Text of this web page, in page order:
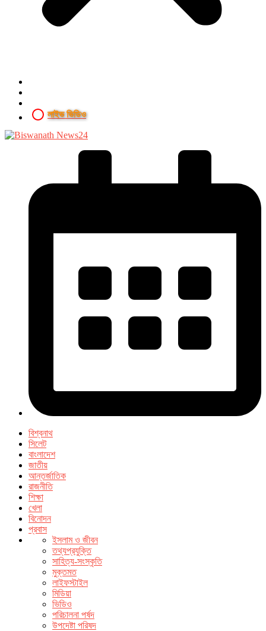
লাইভ ভিডিও
বিশ্বনাথ
সিলেট
বাংলাদেশ
জাতীয়
আন্তর্জাতিক
রাজনীতি
শিক্ষা
খেলা
বিনোদন
প্রবাস
ইসলাম ও জীবন
তথ্যপ্রযুক্তি
সাহিত্য-সংস্কৃতি
মুক্তমত
লাইফস্টাইল
মিডিয়া
ভিডিও
পরিচালনা পর্ষদ
উপদেষ্টা পরিষদ